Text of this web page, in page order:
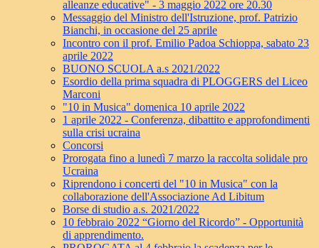
alleanze educative" - 3 maggio 2022 ore 20.30
Messaggio del Ministro dell'Istruzione, prof. Patrizio
Bianchi, in occasione del 25 aprile
Incontro con il prof. Emilio Padoa Schioppa, sabato 23
aprile 2022
BUONO SCUOLA a.s 2021/2022
Esordio della prima squadra di PLOGGERS del Liceo
Marconi
"10 in Musica" domenica 10 aprile 2022
1 aprile 2022 - Conferenza, dibattito e approfondimenti
sulla crisi ucraina
Concorsi
Prorogata fino a lunedì 7 marzo la raccolta solidale pro
Ucraina
Riprendono i concerti del "10 in Musica" con la
collaborazione dell'Associazione Ad Libitum
Borse di studio a.s. 2021/2022
10 febbraio 2022 “Giorno del Ricordo” - Opportunità
di apprendimento.